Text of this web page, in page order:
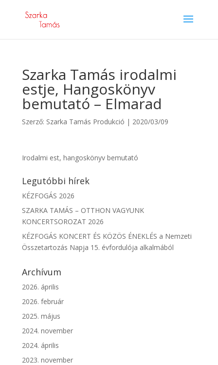
Szarka Tamás irodalmi
estje, Hangoskönyv
bemutató – Elmarad
Szerző: Szarka Tamás Produkció | 2020/03/09
Irodalmi est, hangoskönyv bemutató
Legutóbbi hírek
KÉZFOGÁS 2026
SZARKA TAMÁS – OTTHON VAGYUNK
KONCERTSOROZAT 2026
KÉZFOGÁS KONCERT ÉS KÖZÖS ÉNEKLÉS a Nemzeti
Összetartozás Napja 15. évfordulója alkalmából
Archívum
2026. április
2026. február
2025. május
2024. november
2024. április
2023. november